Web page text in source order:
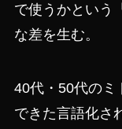
で使うかという
な差を生む。
40代・50代のミ
できた言語化さ